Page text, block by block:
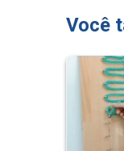
Você